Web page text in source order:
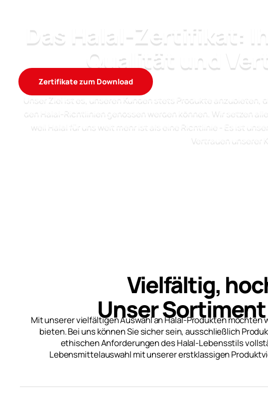
Das Halal-Zertifikat:
Qualität und
Zertifikate zum Download
Unser Ziel ist es, unseren Kunden stets Produkte anzubieten,
den Halal-Richtlinien genossen werden können. Wir setzen
weil Halal für uns weit mehr ist als eine Richtlinie - Es ist
Vertrauen unserer
Vielfältig,
Unser
Mit unserer vielfältigen Auswahl an Halal-Produkten
bieten. Bei uns können Sie sicher sein, ausschließlich
ethischen Anforderungen des Halal-Lebensstils
Lebensmittelauswahl mit unserer erstklassigen